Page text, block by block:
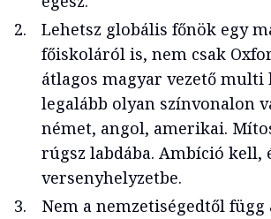
Lehetsz globális főnök egy
főiskoláról is, nem csak
átlagos magyar vezető multi
legalább olyan színvonalon
német, angol, amerikai.
rúgsz labdába. Ambíció kell,
versenyhelyzetbe.
Nem a nemzetiségedtől függ